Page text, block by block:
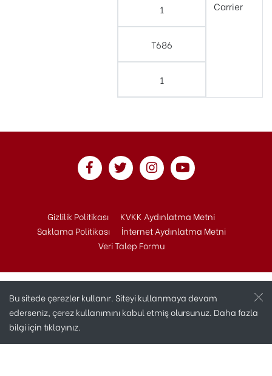
1
T686
1
Carrier
Gizlilik Politikası
KVKK Aydınlatma Metni
Saklama Politikası
İnternet Aydınlatma Metni
Veri Talep Formu
Bu sitede çerezler kullanır. Siteyi kullanmaya devam
ederseniz, çerez kullanımını kabul etmiş olursunuz. Daha fazla
bilgi içintıklayınız.